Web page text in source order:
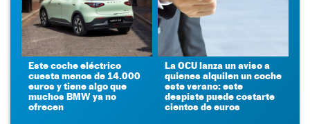
Este coche eléctrico
cuesta menos de 14.000
euros y tiene algo que
muchos BMW ya no
ofrecen
La OCU lanza un aviso a
quienes alquilen un coche
este verano: este
despiste puede costarte
cientos de euros